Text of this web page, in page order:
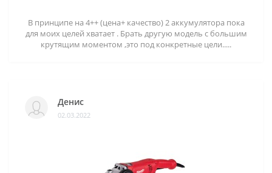
В принципе на 4++ (цена+ качество) 2 аккумулятора пока
для моих целей хватает . Брать другую модель с большим
крутящим моментом ,это под конкретные цели.....
Денис
02.03.2022